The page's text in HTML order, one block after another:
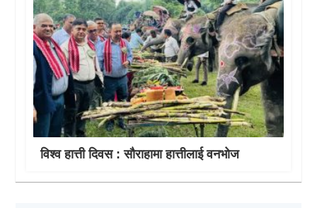
विश्व हात्ती दिवस : सौराहामा हात्तीलाई वनभोज